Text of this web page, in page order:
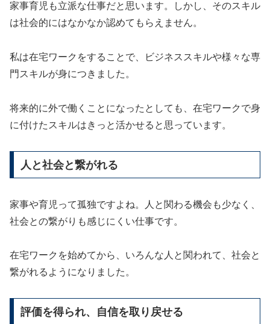
家事育児も立派な仕事だと思います。しかし、そのスキル
は社会的にはなかなか認めてもらえません。
私は在宅ワークをすることで、ビジネススキルや様々な専
門スキルが身につきました。
将来的に外で働くことになったとしても、在宅ワークで身
に付けたスキルはきっと活かせると思っています。
人と社会と繋がれる
家事や育児って孤独ですよね。人と関わる機会も少なく、
社会との繋がりも感じにくい仕事です。
在宅ワークを始めてから、いろんな人と関われて、社会と
繋がれるようになりました。
評価を得られ、自信を取り戻せる